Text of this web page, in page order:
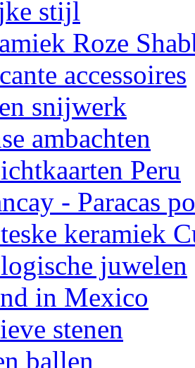
stijl
Roze
accessoires
snijwerk
ambachten
Peru
- Paracas
keramiek
juwelen
in Mexico
stenen
ballen